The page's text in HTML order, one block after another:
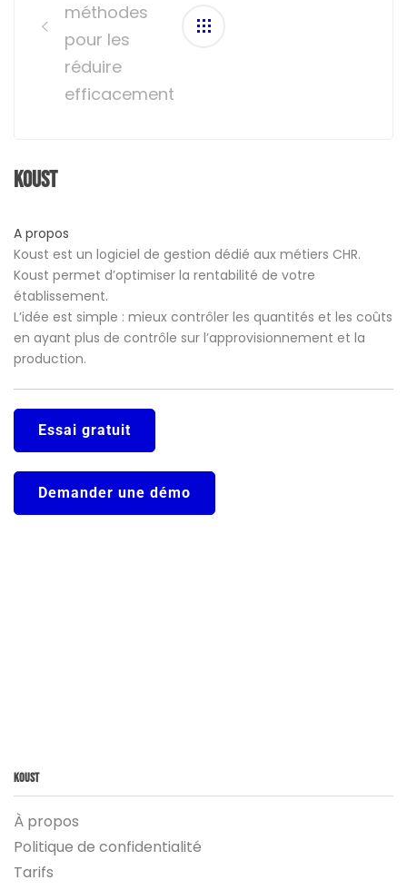
méthodes
pour les
réduire
efficacement
Koust
A propos
Koust est un logiciel de gestion dédié aux métiers CHR.
Koust permet d’optimiser la rentabilité de votre
établissement.
L’idée est simple : mieux contrôler les quantités et les coûts
en ayant plus de contrôle sur l’approvisionnement et la
production.
Essai gratuit
Demander une démo
Koust
À propos
Politique de confidentialité
Tarifs